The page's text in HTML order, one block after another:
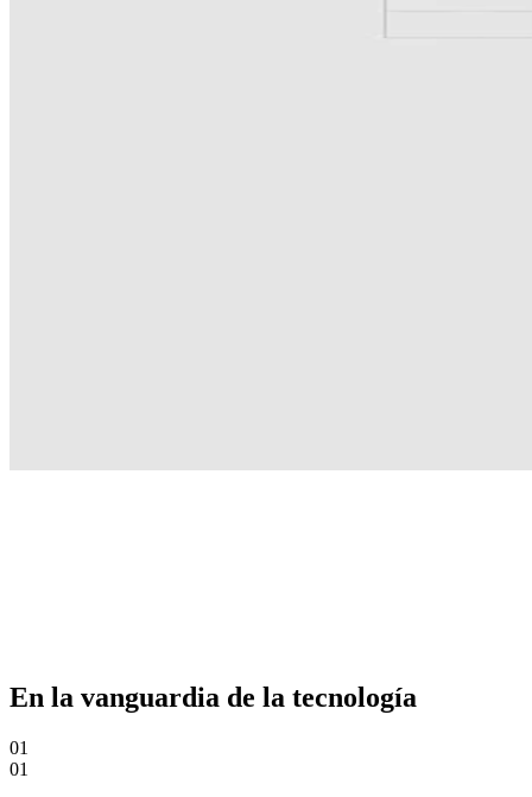
En la vanguardia de la tecnología
01
01